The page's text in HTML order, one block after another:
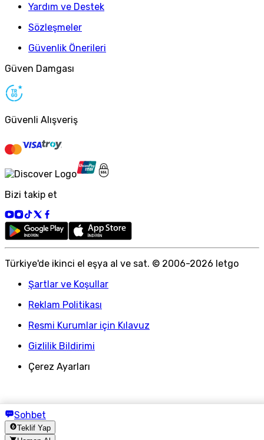
Sohbet
Teklif Yap
Yardım ve Destek
Sözleşmeler
Güvenlik Önerileri
Güven Damgası
Güvenli Alışveriş
Bizi takip et
Türkiye'de ikinci el eşya al ve sat. © 2006-2026 letgo
Şartlar ve Koşullar
Reklam Politikası
Resmi Kurumlar için Kılavuz
Gizlilik Bildirimi
Çerez Ayarları